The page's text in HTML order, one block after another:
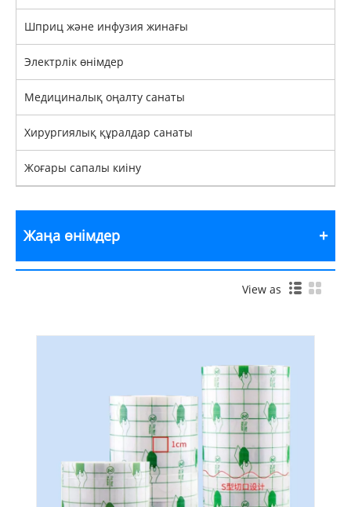
Шприц және инфузия жинағы
Электрлік өнімдер
Медициналық оңалту санаты
Хирургиялық құралдар санаты
Жоғары сапалы киіну
Жаңа өнімдер
View as